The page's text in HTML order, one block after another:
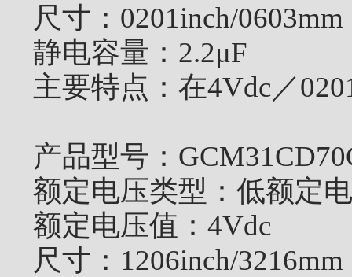
尺寸： 0201inch/0603mm
静电容量： 2.2μF
主要特点： 在4Vdc／
产品型号：
额定电压类型： 低额定
额定电压值： 4Vdc
尺寸： 1206inch/3216mm